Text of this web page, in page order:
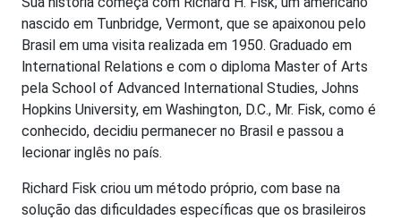
nascido em Tunbridge, Vermont, que se apaixonou pelo
Brasil em uma visita realizada em 1950. Graduado em
lnternational Relations e com o diploma Master of Arts
pela School of Advanced International Studies, Johns
Hopkins University, em Washington, D.C., Mr. Fisk, como é
conhecido, decidiu permanecer no Brasil e passou a
lecionar inglês no país.
Richard Fisk criou um método próprio, com base na
solução das dificuldades específicas que os brasileiros